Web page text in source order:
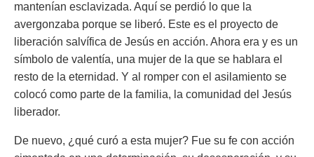
mantenían esclavizada. Aquí se perdió lo que la
avergonzaba porque se liberó. Este es el proyecto de
liberación salvífica de Jesús en acción. Ahora era y es un
símbolo de valentía, una mujer de la que se hablara el
resto de la eternidad. Y al romper con el asilamiento se
colocó como parte de la familia, la comunidad del Jesús
liberador.
De nuevo, ¿qué curó a esta mujer? Fue su fe con acción